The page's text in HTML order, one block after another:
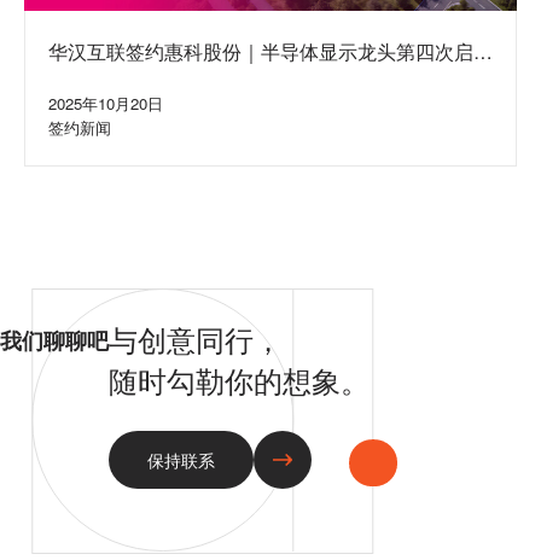
华汉互联签约惠科股份｜半导体显示龙头第四次启动
2025年10月20日
签约新闻
我们聊聊吧与创意同行，
随时勾勒你的想象。
保持联系